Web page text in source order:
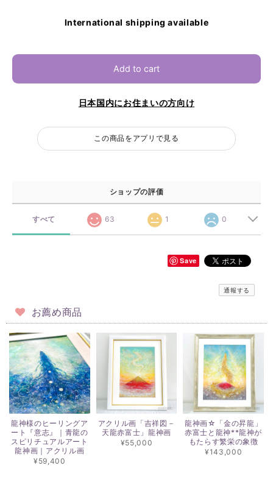
International shipping available
Add to cart
日本国内にお住まいの方向け
この商品をアプリで見る
ショップの評価
すべて 63 1 0
Save
通報する
お薦め商品
龍神様のヒーリングア
ート『意志』｜青龍の
スピリチュアルアート
龍神画｜アクリル画
¥59,400
アクリル画「吉祥図－
天龍赤富士」龍神画
¥55,000
龍神画☆「金の昇龍」
赤富士と龍神**龍神が
もたらす繁栄の象徴
¥143,000